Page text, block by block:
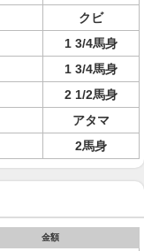
クビ
1 3/4馬身
1 3/4馬身
2 1/2馬身
アタマ
2馬身
金額